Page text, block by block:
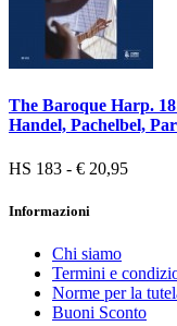
The Baroque Harp.
Handel, Pachelbel,
HS 183 - € 20,95
Informazioni
Chi siamo
Termini e
Norme per la
Buoni Sconto